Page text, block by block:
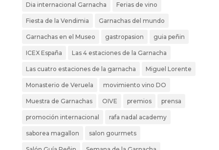
Dia internacional Garnacha Ferias de vino
Fiesta de la Vendimia Garnachas del mundo
Garnachas en el Museo gastropasion guia peñin
ICEX España Las 4 estaciones de la Garnacha
Las cuatro estaciones de la garnacha Miguel Lorente
Monasterio de Veruela movimiento vino DO
Muestra de Garnachas OIVE premios prensa
promoción internacional rafa nadal academy
saborea magallon salon gourmets